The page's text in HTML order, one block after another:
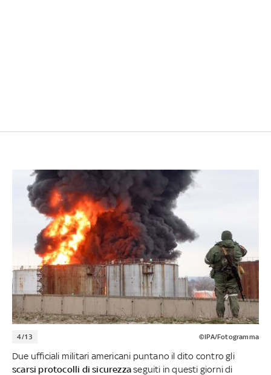
4/13 ©IPA/Fotogramma
Due ufficiali militari americani puntano il dito contro gli
scarsi protocolli di sicurezzaseguiti in questi giorni di